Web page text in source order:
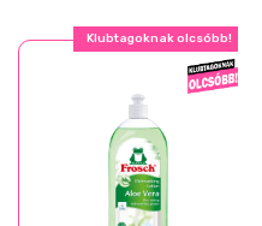
Klubtagoknak olcsóbb!